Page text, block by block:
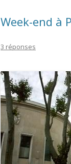
Week-end à
3 réponses